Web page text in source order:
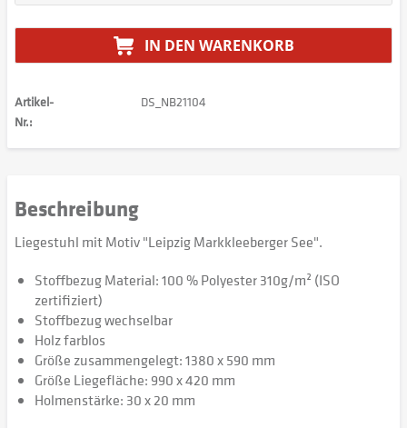
IN DEN WARENKORB
Artikel-
Nr.:
DS_NB21104
Beschreibung
Liegestuhl mit Motiv "Leipzig Markkleeberger See".
Stoffbezug Material: 100 % Polyester 310g/m² (ISO
zertifiziert)
Stoffbezug wechselbar
Holz farblos
Größe zusammengelegt: 1380 x 590 mm
Größe Liegefläche: 990 x 420 mm
Holmenstärke: 30 x 20 mm